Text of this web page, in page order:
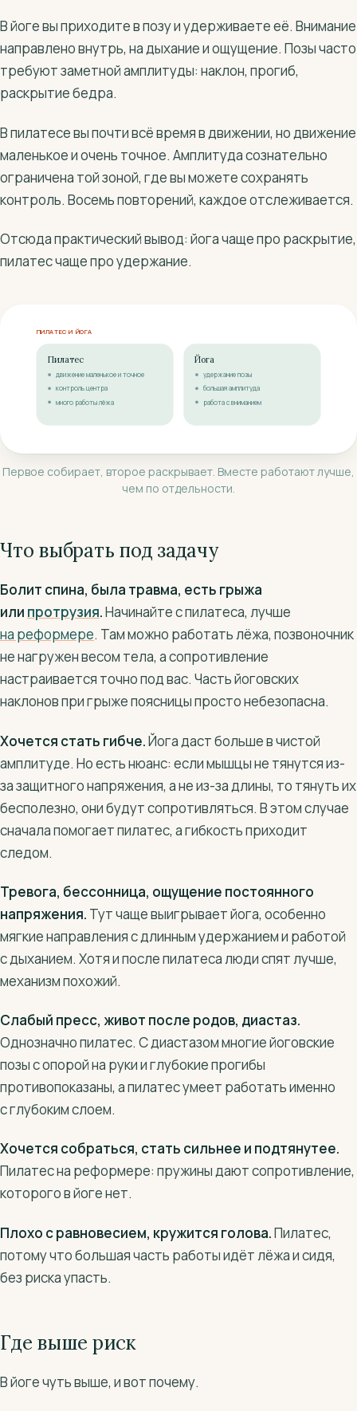
В йоге вы приходите в позу и удерживаете её. Внимание
направлено внутрь, на дыхание и ощущение. Позы часто
требуют заметной амплитуды: наклон, прогиб,
раскрытие бедра.
В пилатесе вы почти всё время в движении, но движение
маленькое и очень точное. Амплитуда сознательно
ограничена той зоной, где вы можете сохранять
контроль. Восемь повторений, каждое отслеживается.
Отсюда практический вывод: йога чаще про раскрытие,
пилатес чаще про удержание.
ПИЛАТЕС И ЙОГА
Пилатес
движение маленькое и точное
контроль центра
много работы лёжа
Йога
удержание позы
большая амплитуда
работа с вниманием
Первое собирает, второе раскрывает. Вместе работают лучше,
чем по отдельности.
Что выбрать под задачу
Болит спина, была травма, есть грыжа
или протрузия.Начинайте с пилатеса, лучше
на реформере. Там можно работать лёжа, позвоночник
не нагружен весом тела, а сопротивление
настраивается точно под вас. Часть йоговских
наклонов при грыже поясницы просто небезопасна.
Хочется стать гибче.Йога даст больше в чистой
амплитуде. Но есть нюанс: если мышцы не тянутся из-
за защитного напряжения, а не из-за длины, то тянуть их
бесполезно, они будут сопротивляться. В этом случае
сначала помогает пилатес, а гибкость приходит
следом.
Тревога, бессонница, ощущение постоянного
напряжения. Тут чаще выигрывает йога, особенно
мягкие направления с длинным удержанием и работой
с дыханием. Хотя и после пилатеса люди спят лучше,
механизм похожий.
Слабый пресс, живот после родов, диастаз.
Однозначно пилатес. С диастазом многие йоговские
позы с опорой на руки и глубокие прогибы
противопоказаны, а пилатес умеет работать именно
с глубоким слоем.
Хочется собраться, стать сильнее и подтянутее.
Пилатес на реформере: пружины дают сопротивление,
которого в йоге нет.
Плохо с равновесием, кружится голова.Пилатес,
потому что большая часть работы идёт лёжа и сидя,
без риска упасть.
Где выше риск
В йоге чуть выше, и вот почему.